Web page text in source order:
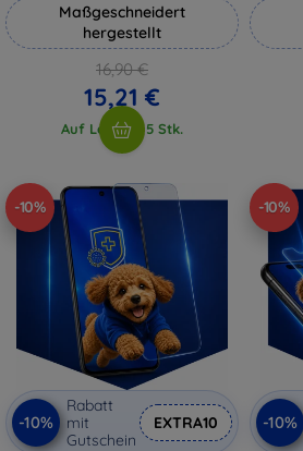
Maßgeschneidert
hergestellt
16,90 €
15,21 €
Auf Lager > 5 Stk.
-10%
-10%
Rabatt
mit
Gutschein
EXTRA10
-10%
-10%